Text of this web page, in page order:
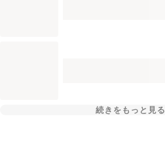
続きをもっと見る